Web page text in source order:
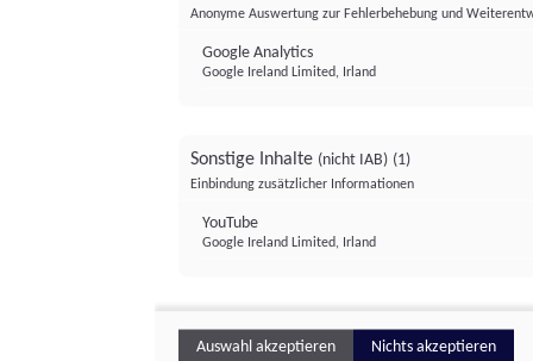
Anonyme Auswertung zur Fehlerbehebung und
Google Analytics
Google Ireland Limited, Irland
Sonstige Inhalte (nicht IAB) (1)
Einbindung zusätzlicher Informationen
YouTube
Google Ireland Limited, Irland
Auswahl akzeptieren Nichts akzeptieren